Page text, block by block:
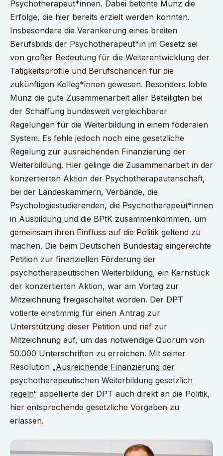
Psychotherapeut*innen. Dabei betonte Munz die
Erfolge, die hier bereits erzielt werden konnten.
Insbesondere die Verankerung eines breiten
Berufsbilds der Psychotherapeut*in im Gesetz sei
von großer Bedeutung für die Weiterentwicklung der
Tätigkeitsprofile und Berufschancen für die
zukünftigen Kolleg*innen gewesen. Besonders lobte
Munz die gute Zusammenarbeit aller Beteiligten bei
der Schaffung bundesweit vergleichbarer
Regelungen für die Weiterbildung in einem föderalen
System. Es fehle jedoch noch eine gesetzliche
Regelung zur ausreichenden Finanzierung der
Weiterbildung. Hier gelinge die Zusammenarbeit in der
konzertierten Aktion der Psychotherapeutenschaft,
bei der Landeskammern, Verbände, die
Psychologiestudierenden, die Psychotherapeut*innen
in Ausbildung und die BPtK zusammenkommen, um
gemeinsam ihren Einfluss auf die Politik geltend zu
machen. Die beim Deutschen Bundestag eingereichte
Petition zur finanziellen Förderung der
psychotherapeutischen Weiterbildung, ein Kernstück
der konzertierten Aktion, war am Vortag zur
Mitzeichnung freigeschaltet worden. Der DPT
votierte einstimmig für einen Antrag zur
Unterstützung dieser Petition und rief zur
Mitzeichnung auf, um das notwendige Quorum von
50.000 Unterschriften zu erreichen. Mit seiner
Resolution „Ausreichende Finanzierung der
psychotherapeutischen Weiterbildung gesetzlich
regeln“ appellierte der DPT auch direkt an die Politik,
hier entsprechende gesetzliche Vorgaben zu
erlassen.